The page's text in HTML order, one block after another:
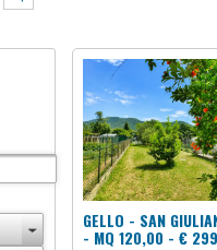
GELLO - SAN
- MQ 120,00 - €